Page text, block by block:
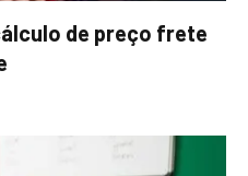
de preço frete